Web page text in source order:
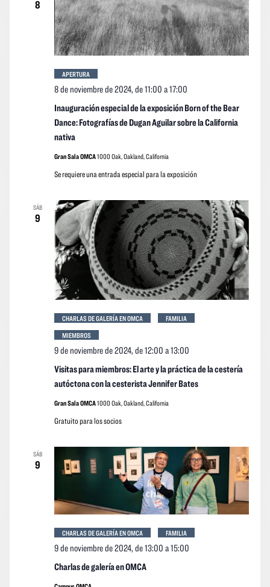
8
Inauguración especial de la exposición Born of the Bear
Dance: Fotografías de Dugan Aguilar sobre la California
nativa
8 de noviembre de 2024, de 11:00 a17:00
APERTURA
Gran Sala OMCA1000 Oak, Oakland, California
Se requiere una entrada especial para la exposición
SÁB
9
Visitas para miembros: El arte y la práctica de la cestería
autóctona con la cesterista Jennifer Bates
9 de noviembre de 2024, de 12:00 a13:00
CHARLAS DE GALERÍA EN OMCA
FAMILIA
MIEMBROS
Gran Sala OMCA1000 Oak, Oakland, California
Gratuito para los socios
SÁB
9
Charlas de galería en OMCA
9 de noviembre de 2024, de 13:00 a15:00
CHARLAS DE GALERÍA EN OMCA FAMILIA